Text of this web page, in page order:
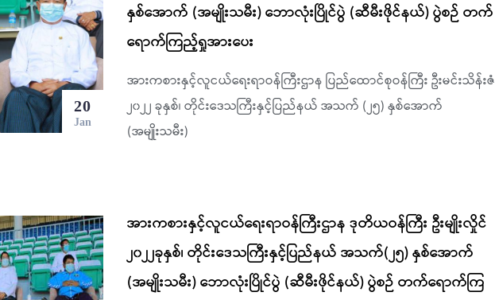
20
Jan
နှစ်အောက် (အမျိုးသမီး) ဘောလုံးပြိုင်ပွဲ (ဆီမီးဖိုင်နယ်) ပွဲစဉ် တက်
ရောက်ကြည့်ရှုအားပေး
အားကစားနှင့်လူငယ်ရေးရာဝန်ကြီးဌာန ပြည်ထောင်စုဝန်ကြီး ဦးမင်းသိန်းဇံ
၂၀၂၂ ခုနှစ်၊ တိုင်းဒေသကြီးနှင့်ပြည်နယ် အသက် (၂၅) နှစ်အောက်
(အမျိုးသမီး)
အားကစားနှင့်လူငယ်ရေးရာဝန်ကြီးဌာန ဒုတိယဝန်ကြီး ဦးမျိုးလှိုင်
၂၀၂၂ခုနှစ်၊ တိုင်းဒေသကြီးနှင့်ပြည်နယ် အသက်(၂၅) နှစ်အောက်
(အမျိုးသမီး) ဘောလုံးပြိုင်ပွဲ (ဆီမီးဖိုင်နယ်) ပွဲစဉ် တက်ရောက်ကြ